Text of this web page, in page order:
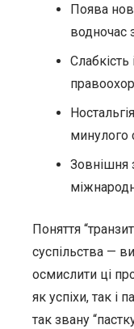
Поява
водночас
Слабкість
минулого
Зовнішня
Поняття
суспільства —
осмислити ці
як успіхи, так і
так звану